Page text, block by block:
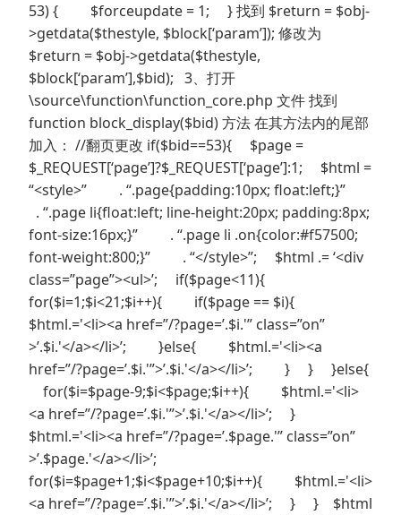
53) { $forceupdate = 1; } 找到 $return = $obj-
>getdata($thestyle, $block[‘param’]); 修改为
$return = $obj->getdata($thestyle,
$block[‘param’],$bid); 3、打开
\source\function\function_core.php 文件 找到
function block_display($bid) 方法 在其方法内的尾部
加入： //翻页更改 if($bid==53){ $page =
$_REQUEST[‘page’]?$_REQUEST[‘page’]:1; $html =
“<style>” . “.page{padding:10px; float:left;}”
. “.page li{float:left; line-height:20px; padding:8px;
font-size:16px;}” . “.page li .on{color:#f57500;
font-weight:800;}” . “</style>”; $html .= ‘<div
class=”page”><ul>’; if($page<11){
for($i=1;$i<21;$i++){ if($page == $i){
$html.='<li><a href=”/?page=’.$i.'” class=”on”
>’.$i.'</a></li>’; }else{ $html.='<li><a
href=”/?page=’.$i.'”>’.$i.'</a></li>’; } } }else{
for($i=$page-9;$i<$page;$i++){ $html.='<li>
<a href=”/?page=’.$i.'”>’.$i.'</a></li>’; }
$html.='<li><a href=”/?page=’.$page.'” class=”on”
>’.$page.'</a></li>’;
for($i=$page+1;$i<$page+10;$i++){ $html.='<li>
<a href=”/?page=’.$i.'”>’.$i.'</a></li>’; } } $html